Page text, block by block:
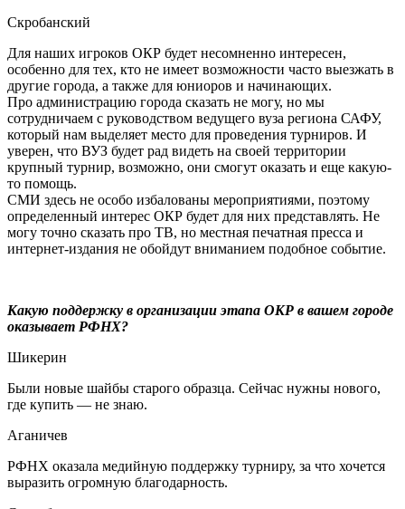
Скробанский
Для наших игроков ОКР будет несомненно интересен,
особенно для тех, кто не имеет возможности часто выезжать в
другие города, а также для юниоров и начинающих.
Про администрацию города сказать не могу, но мы
сотрудничаем с руководством ведущего вуза региона САФУ,
который нам выделяет место для проведения турниров. И
уверен, что ВУЗ будет рад видеть на своей территории
крупный турнир, возможно, они смогут оказать и еще какую-
то помощь.
СМИ здесь не особо избалованы мероприятиями, поэтому
определенный интерес ОКР будет для них представлять. Не
могу точно сказать про ТВ, но местная печатная пресса и
интернет-издания не обойдут вниманием подобное событие.
Какую поддержку в организации этапа ОКР в вашем городе
оказывает РФНХ?
Шикерин
Были новые шайбы старого образца. Сейчас нужны нового,
где купить — не знаю.
Аганичев
РФНХ оказала медийную поддержку турниру, за что хочется
выразить огромную благодарность.